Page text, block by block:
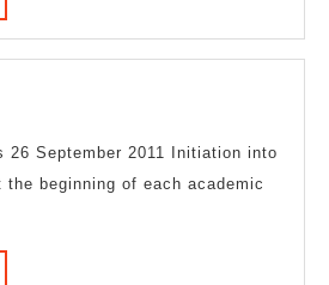
политике
26 September 2011 Initiation into
the beginning of each academic